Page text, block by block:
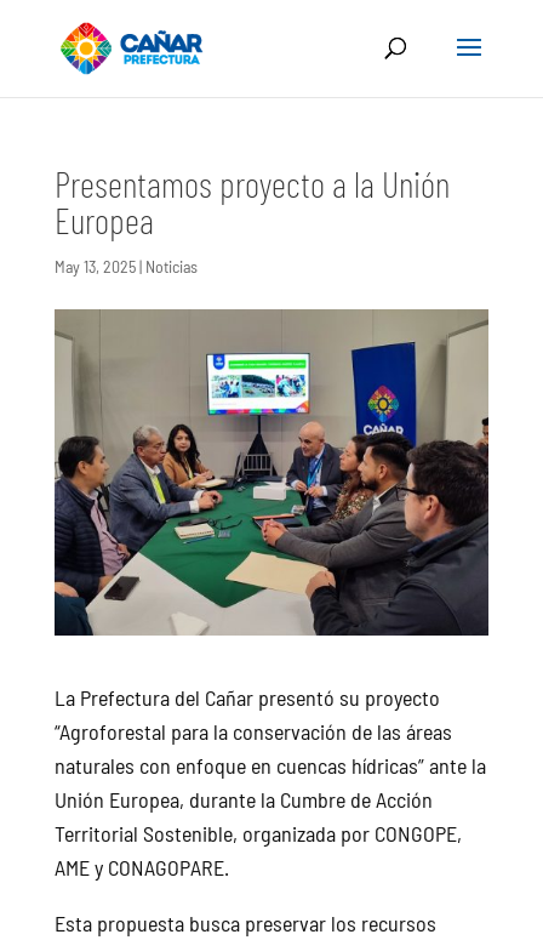
Presentamos proyecto a la Unión
Europea
May 13, 2025| Noticias
La Prefectura del Cañar presentó su proyecto
“Agroforestal para la conservación de las áreas
naturales con enfoque en cuencas hídricas” ante la
Unión Europea, durante la Cumbre de Acción
Territorial Sostenible, organizada por CONGOPE,
AME y CONAGOPARE.
Esta propuesta busca preservar los recursos